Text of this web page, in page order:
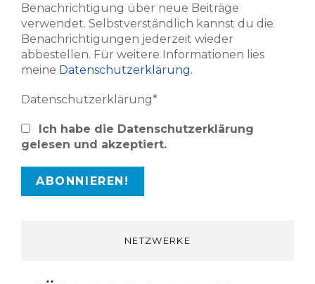
Benachrichtigung über neue Beiträge
verwendet. Selbstverständlich kannst du die
Benachrichtigungen jederzeit wieder
abbestellen. Für weitere Informationen lies
meine Datenschutzerklärung.
Datenschutzerklärung*
Ich habe die Datenschutzerklärung
gelesen und akzeptiert.
NETZWERKE